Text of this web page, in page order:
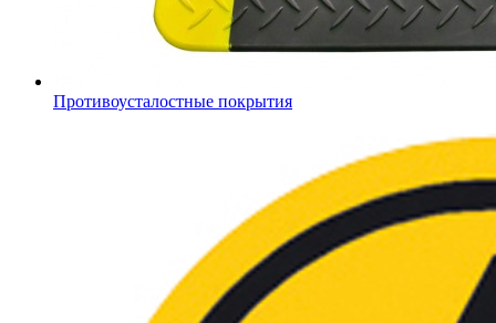
Противоусталостные покрытия